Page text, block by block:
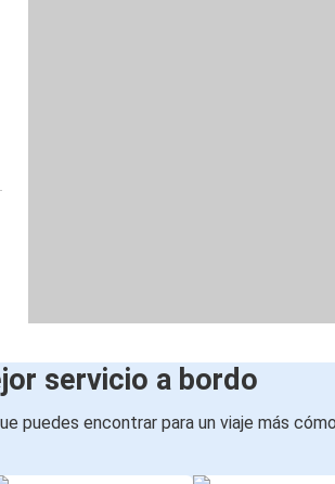
servicio a bordo
puedes encontrar para un viaje más